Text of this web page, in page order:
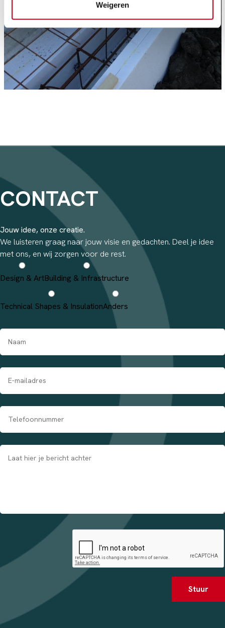
Weigeren
CONTACT
Jouw idee, onze creatie.
We luisteren graag naar jouw visie en gedachten. Deel je idee
met ons, en wij zorgen voor de rest.
Design & ArtBuilding & Infrastructure
Technical Shapes & InsulationAnders
Stuur